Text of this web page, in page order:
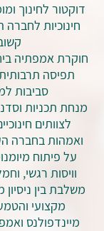
דוקטור לחינוך
חינוכיות
חוקרת אמפתיה
תפיסה
סביבות
מנחת תכניות
לצוותים
ואמהות בחברה
על פיתוח
וויסות רגשי,
משלבת בין
מקצועי
מיינדפולנס